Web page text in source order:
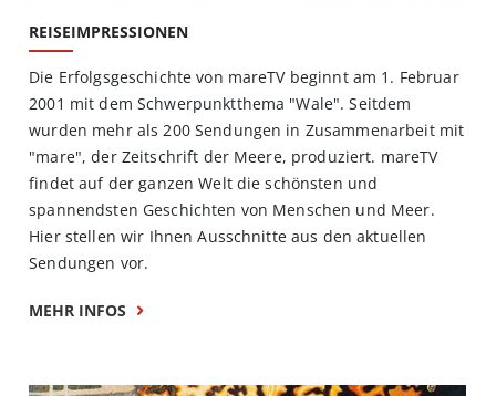
REISEIMPRESSIONEN
Die Erfolgsgeschichte von mareTV beginnt am 1. Februar
2001 mit dem Schwerpunktthema "Wale". Seitdem
wurden mehr als 200 Sendungen in Zusammenarbeit mit
"mare", der Zeitschrift der Meere, produziert. mareTV
findet auf der ganzen Welt die schönsten und
spannendsten Geschichten von Menschen und Meer.
Hier stellen wir Ihnen Ausschnitte aus den aktuellen
Sendungen vor.
MEHR INFOS